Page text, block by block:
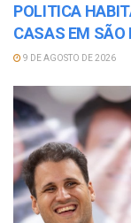
POLITICA
CASAS EM SÃO
9 DE AGOSTO DE 2026